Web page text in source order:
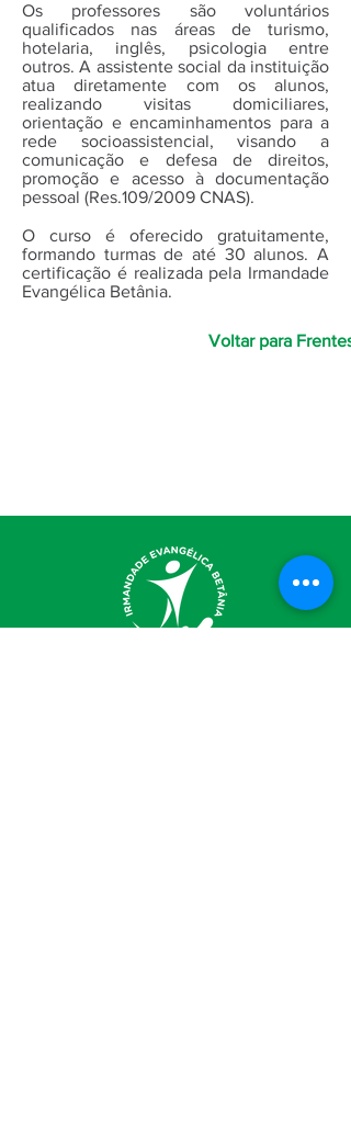
Os professores são voluntários
qualificados nas áreas de turismo,
hotelaria, inglês, psicologia entre
outros. A assistente social da instituição
atua diretamente com os alunos,
realizando visitas domiciliares,
orientação e encaminhamentos para a
rede socioassistencial, visando a
comunicação e defesa de direitos,
promoção e acesso à documentação
pessoal (Res.109/2009 CNAS).
O curso é oferecido gratuitamente,
formando turmas de até 30 alunos. A
certificação é realizada pela Irmandade
Evangélica Betânia.
Voltar para